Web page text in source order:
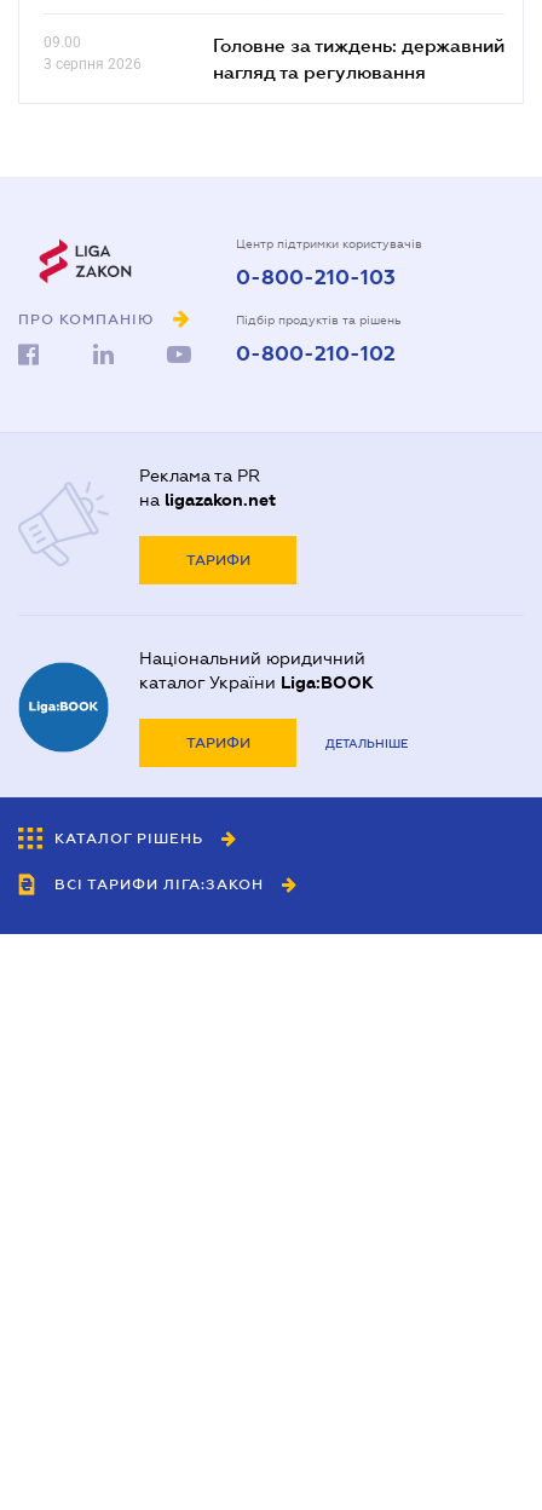
09.00
3 серпня 2026
Головне за тиждень: державний
нагляд та регулювання
ПРО КОМПАНІЮ
Центр підтримки користувачів
0-800-210-103
Підбір продуктів та рішень
0-800-210-102
Реклама та PR
на ligazakon.net
ТАРИФИ
Національний юридичний
каталог України Liga:BOOK
ТАРИФИ ДЕТАЛЬНІШЕ
КАТАЛОГ РІШЕНЬ
ВСІ ТАРИФИ ЛІГА:ЗАКОН